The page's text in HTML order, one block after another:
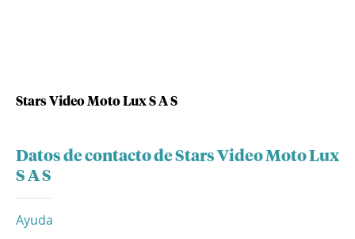
Stars Video Moto Lux S A S
Datos de contacto de Stars Video Moto Lux
S A S
Ayuda